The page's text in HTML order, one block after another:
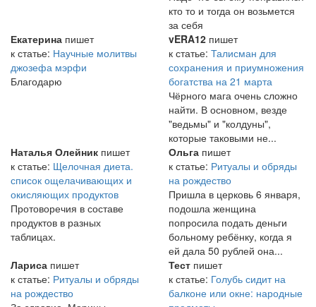
кто то и тогда он возьмется
за себя
Екатерина пишет
к статье: Научные молитвы
джозефа мэрфи
Благодарю
vERA12 пишет
к статье: Талисман для
сохранения и приумножения
богатства на 21 марта
Чёрного мага очень сложно
найти. В основном, везде
"ведьмы" и "колдуны",
которые таковыми не...
Наталья Олейник пишет
к статье: Щелочная диета.
список ощелачивающих и
окисляющих продуктов
Протоворечия в составе
продуктов в разных
таблицах.
Ольга пишет
к статье: Ритуалы и обряды
на рождество
Пришла в церковь 6 января,
подошла женщина
попросила подать деньги
больному ребёнку, когда я
ей дала 50 рублей она...
Лариса пишет
к статье: Ритуалы и обряды
на рождество
Тест пишет
к статье: Голубь сидит на
балконе или окне: народные